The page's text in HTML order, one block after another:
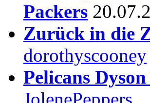
Packers
Zurück in die
dorothyscooney
Pelicans